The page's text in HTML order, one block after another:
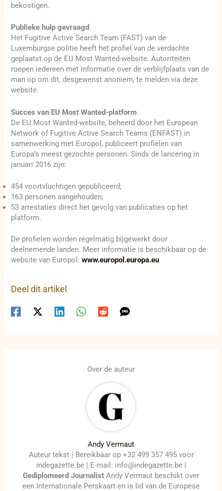
bekostigen.
Publieke hulp gevraagd
Het Fugitive Active Search Team (FAST) van de
Luxemburgse politie heeft het profiel van de verdachte
geplaatst op de EU Most Wanted-website. Autoriteiten
roepen iedereen met informatie over de verblijfplaats van de
man op om dit, desgewenst anoniem, te melden via deze
website.
Succes van EU Most Wanted-platform
De EU Most Wanted-website, beheerd door het European
Network of Fugitive Active Search Teams (ENFAST) in
samenwerking met Europol, publiceert profielen van
Europa’s meest gezochte personen. Sinds de lancering in
januari 2016 zijn:
454 voortvluchtigen gepubliceerd;
163 personen aangehouden;
53 arrestaties direct het gevolg van publicaties op het
platform.
De profielen worden regelmatig bijgewerkt door
deelnemende landen. Meer informatie is beschikbaar op de
website van Europol:www.europol.europa.eu
Deel dit artikel
Over de auteur
Andy Vermaut
Auteur tekst | Bereikbaar op +32 499 357 495 voor
indegazette.be | E-mail: info@indegazette.be |
Gediplomeerd Journalist Andy Vermaut beschikt over
een Internationale Perskaart en is lid van de Europese